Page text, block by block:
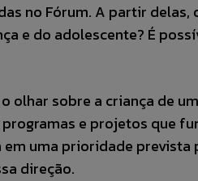
no Fórum. A partir
e do adolescente? É
olhar sobre a criança de
e projetos que
uma prioridade prevista
direção.